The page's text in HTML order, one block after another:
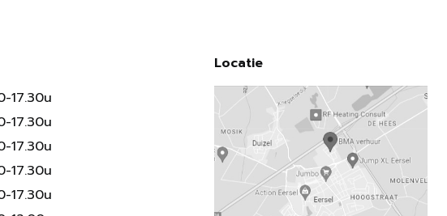
17.30u
17.30u
17.30u
17.30u
17.30u
Locatie